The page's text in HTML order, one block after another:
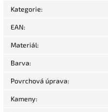
Kategorie:
EAN:
Materiál:
Barva:
Povrchová úprava:
Kameny: